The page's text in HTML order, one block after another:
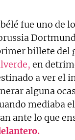
fue uno de
billete del
en
a ver el
alguna
mediaba
ante lo que